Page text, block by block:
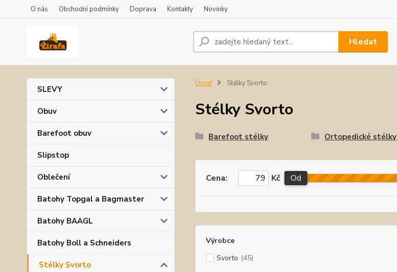
O nás Obchodní podmínky Doprava Kontakty Novinky
Hledat
SLEVY
Obuv
Barefoot obuv
Slipstop
Oblečení
Batohy Topgal a Bagmaster
Batohy BAAGL
Batohy Boll a Schneiders
Stélky Svorto
Úvod Stélky Svorto
Stélky Svorto
Barefoot stélky Ortopedické stélky
Cena: Kč Od
Výrobce
Svorto (45)